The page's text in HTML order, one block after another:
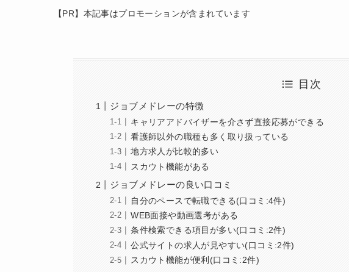
【PR】本記事はプロモーションが含まれています
目次
ジョブメドレーの特徴
キャリアアドバイザーを介さず直接応募ができる
看護師以外の職種も多く取り扱っている
地方求人が比較的多い
スカウト機能がある
ジョブメドレーの良い口コミ
自分のペースで転職できる(口コミ:4件)
WEB面接や動画選考がある
条件検索できる項目が多い(口コミ:2件)
公式サイトの求人が見やすい(口コミ:2件)
スカウト機能が便利(口コミ:2件)